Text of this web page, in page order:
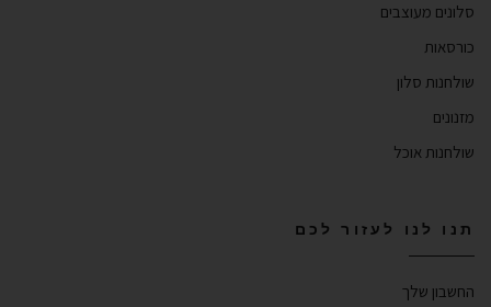
סלונים מעוצבים
כורסאות
שולחנות סלון
מזנונים
שולחנות אוכל
תנו לנו לעזור לכם
החשבון שלך